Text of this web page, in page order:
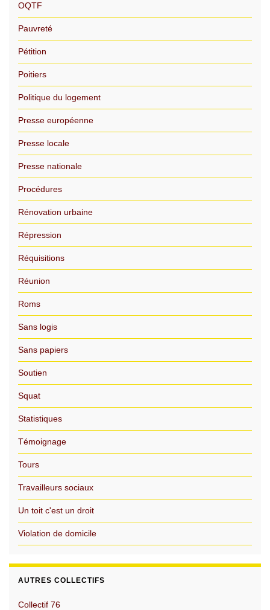
OQTF
Pauvreté
Pétition
Poitiers
Politique du logement
Presse européenne
Presse locale
Presse nationale
Procédures
Rénovation urbaine
Répression
Réquisitions
Réunion
Roms
Sans logis
Sans papiers
Soutien
Squat
Statistiques
Témoignage
Tours
Travailleurs sociaux
Un toit c'est un droit
Violation de domicile
AUTRES COLLECTIFS
Collectif 76